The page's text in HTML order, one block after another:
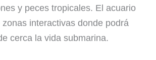
y peces tropicales. El acuario
interactivas donde podrá
cerca la vida submarina.